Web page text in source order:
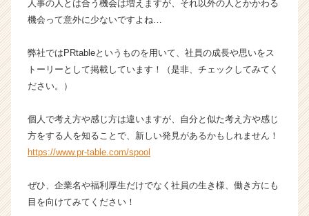
か
ら
カ
ウ
く
就
活
イ
チ
人事の人とは合う機会は増えますが、それ以外の人とかかわる
機会って意外に少ないですよね…
弊社ではPRtableというものを用いて、社員の成長や思いをス
トーリーとして掲載しています！（是非、チェックしてみてく
ださい。）
個人で考え方や感じ方は違いますが、自分と似た考え方や感じ
方をする人を知ることで、新しい発見があるかもしれません！
https://www.pr-table.com/spool
ぜひ、企業名や福利厚生だけでなく社員の生き様、働き方にも
目を向けてみてください！